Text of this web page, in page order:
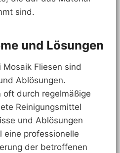
sind.
und Lösungen
Fliesen sind
Ablösungen.
durch regelmäßige
Reinigungsmittel
und Ablösungen
eine professionelle
der betroffenen